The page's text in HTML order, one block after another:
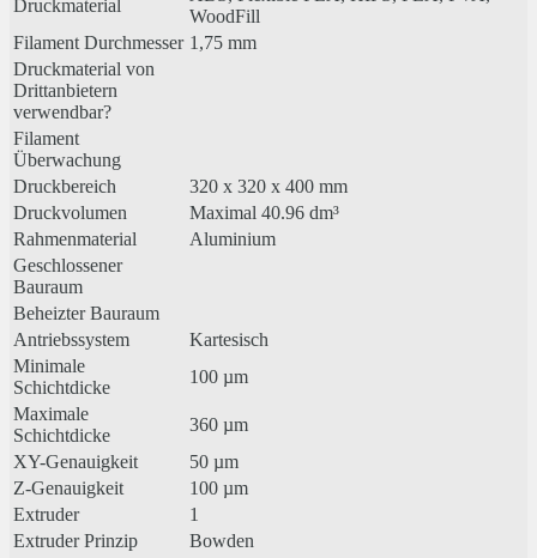
Druckmaterial
WoodFill
Filament Durchmesser 1,75 mm
Druckmaterial von
Drittanbietern
verwendbar?
Filament
Überwachung
Druckbereich
320 x 320 x 400 mm
Druckvolumen
Maximal 40.96 dm³
Rahmenmaterial
Aluminium
Geschlossener
Bauraum
Beheizter Bauraum
Antriebssystem
Kartesisch
Minimale
Schichtdicke
100 µm
Maximale
Schichtdicke
360 µm
XY-Genauigkeit
50 µm
Z-Genauigkeit
100 µm
Extruder
1
Extruder Prinzip
Bowden